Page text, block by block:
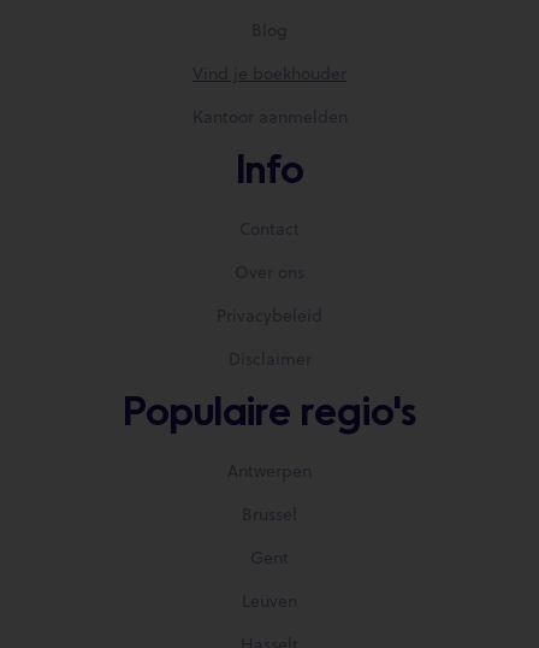
Blog
Vind je boekhouder
Kantoor aanmelden
Info
Contact
Over ons
Privacybeleid
Disclaimer
Populaire regio's
Antwerpen
Brussel
Gent
Leuven